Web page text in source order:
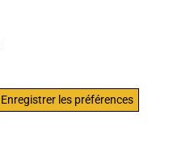
Enregistrer les préférences